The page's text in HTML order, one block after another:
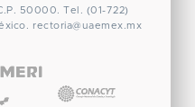
50000. Tel. (01-722)
rectoria@uaemex.mx